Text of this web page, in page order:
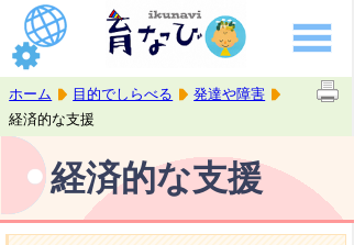
ホーム 目的でしらべる
発達や障害
経済的な支援
経済的な支援